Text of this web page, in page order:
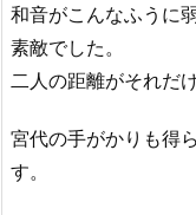
和音がこんなふうに
素敵でした。
二人の距離がそれだ
宮代の手がかりも得
す。